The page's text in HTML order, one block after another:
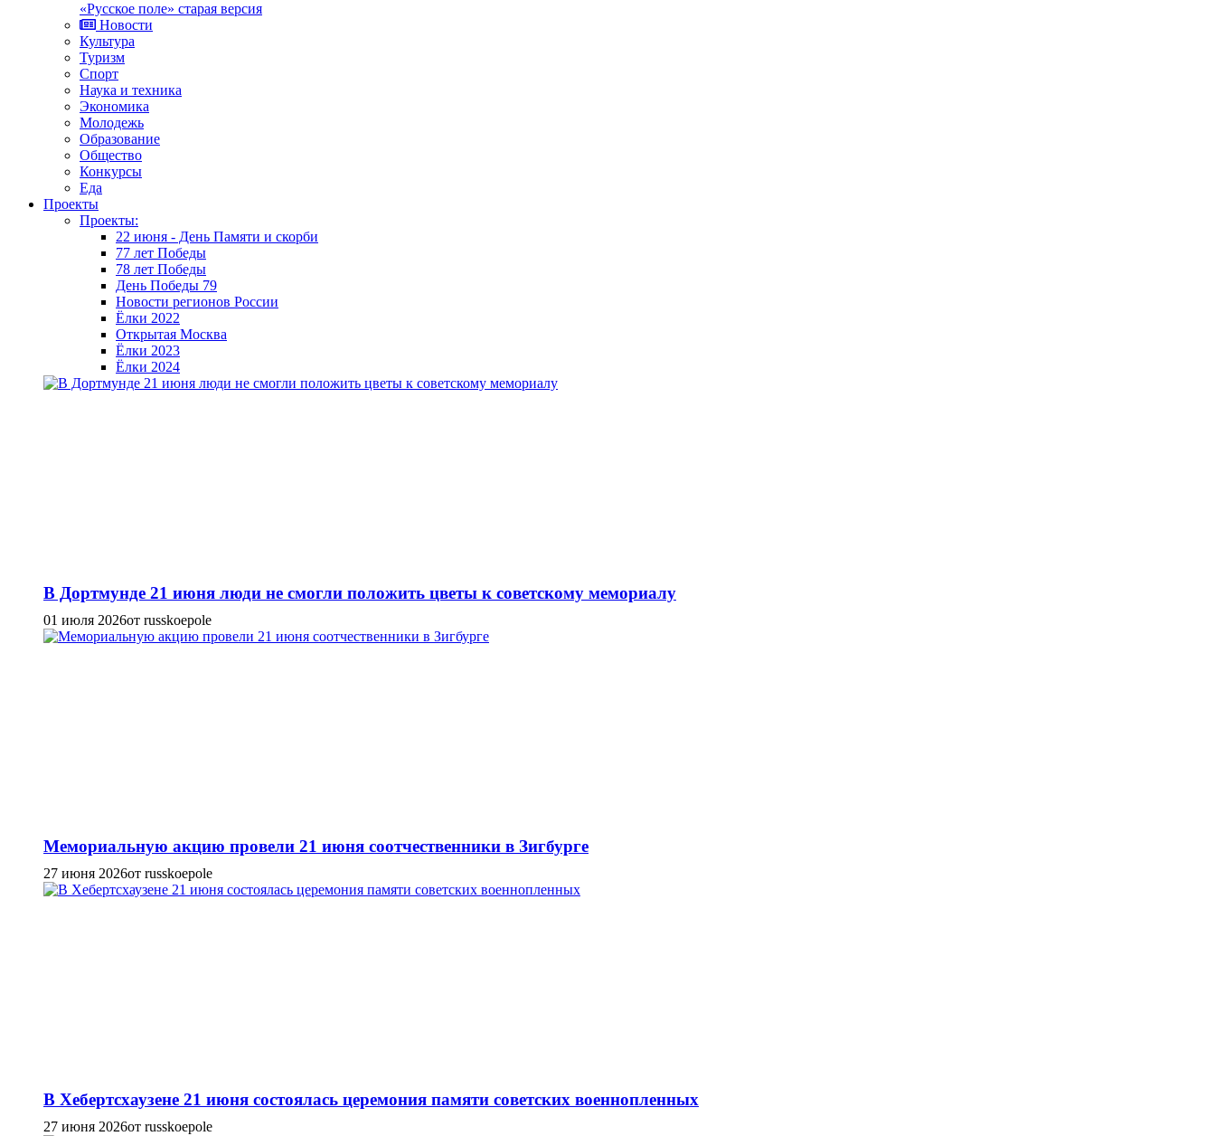
«Русское поле» старая версия
Новости
Культура
Туризм
Спорт
Наука и техника
Экономика
Молодежь
Образование
Общество
Конкурсы
Еда
Проекты
Проекты:
22 июня - День Памяти и скорби
77 лет Победы
78 лет Победы
День Победы 79
Новости регионов России
Ёлки 2022
Открытая Москва
Ёлки 2023
Ёлки 2024
В Дортмунде 21 июня люди не смогли положить цветы к советскому мемориалу
01 июля 2026от russkoepole
Мемориальную акцию провели 21 июня соотчественники в Зигбурге
27 июня 2026от russkoepole
В Хебертсхаузене 21 июня состоялась церемония памяти советских военнопленных
27 июня 2026от russkoepole